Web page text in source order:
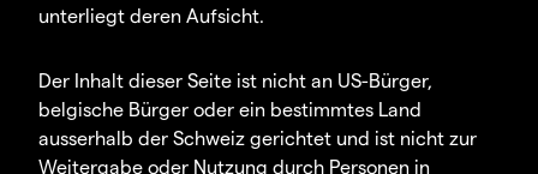
unterliegt deren Aufsicht.
Der Inhalt dieser Seite ist nicht an US-Bürger,
belgische Bürger oder ein bestimmtes Land
ausserhalb der Schweiz gerichtet und ist nicht zur
Weitergabe oder Nutzung durch Personen in